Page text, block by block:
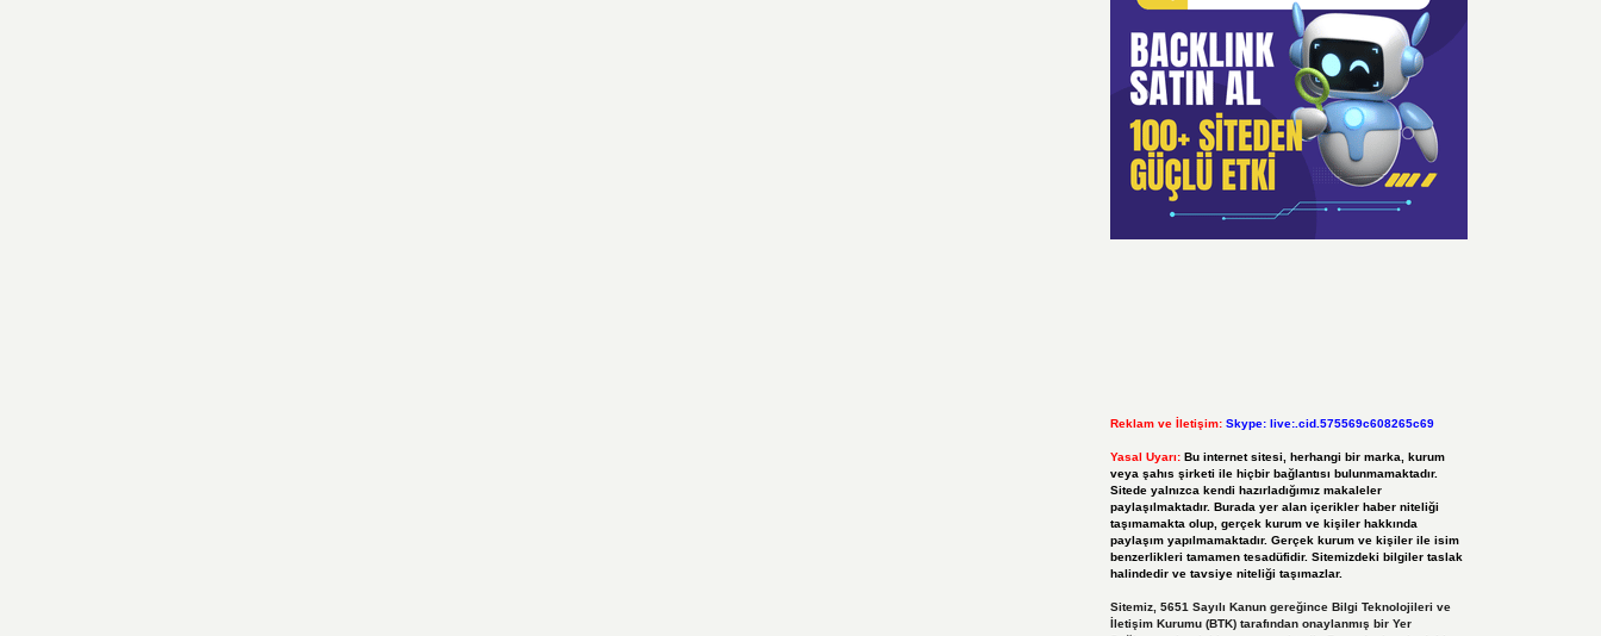
Reklam ve İletişim: Skype: live:.cid.575569c608265c69
Yasal Uyarı: Bu internet sitesi, herhangi bir marka, kurum
veya şahıs şirketi ile hiçbir bağlantısı bulunmamaktadır.
Sitede yalnızca kendi hazırladığımız makaleler
paylaşılmaktadır. Burada yer alan içerikler haber niteliği
taşımamakta olup, gerçek kurum ve kişiler hakkında
paylaşım yapılmamaktadır. Gerçek kurum ve kişiler ile isim
benzerlikleri tamamen tesadüfidir. Sitemizdeki bilgiler taslak
halindedir ve tavsiye niteliği taşımazlar.
Sitemiz, 5651 Sayılı Kanun gereğince Bilgi Teknolojileri ve
İletişim Kurumu (BTK) tarafından onaylanmış bir Yer